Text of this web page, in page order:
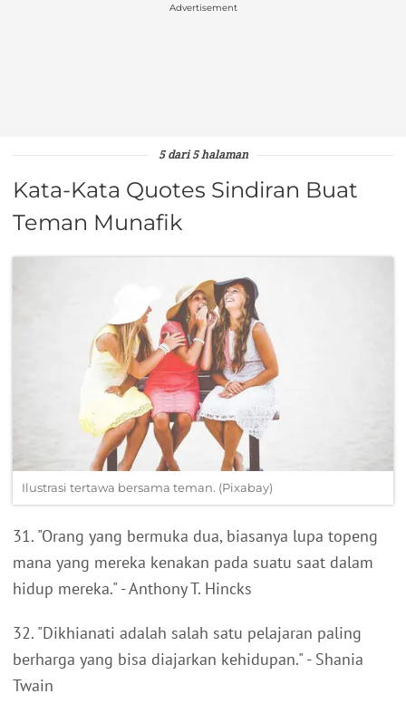
Advertisement
5 dari 5 halaman
Kata-Kata Quotes Sindiran Buat
Teman Munafik
Ilustrasi tertawa bersama teman. (Pixabay)
31. "Orang yang bermuka dua, biasanya lupa topeng
mana yang mereka kenakan pada suatu saat dalam
hidup mereka." - Anthony T. Hincks
32. "Dikhianati adalah salah satu pelajaran paling
berharga yang bisa diajarkan kehidupan." - Shania
Twain